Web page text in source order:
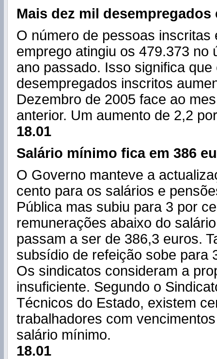
Mais dez mil desempregados
O número de pessoas inscritas
emprego atingiu os 479.373 no
ano passado. Isso significa que
desempregados inscritos
Dezembro de 2005 face ao
anterior. Um aumento de 2,2
18.01
Salário mínimo fica em 386
O Governo manteve a
cento para os salários e
Pública mas subiu para 3 por
remunerações abaixo do
passam a ser de 386,3 euros.
subsídio de refeição sobe
Os sindicatos consideram a
insuficiente. Segundo o
Técnicos do Estado, existem
trabalhadores com
salário mínimo.
18.01